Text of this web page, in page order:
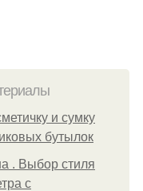
и сумку
бутылок
. Выбор стиля
с